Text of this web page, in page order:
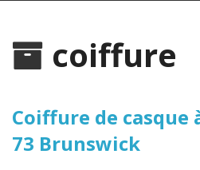
coiffure
Coiffure de casque
73 Brunswick